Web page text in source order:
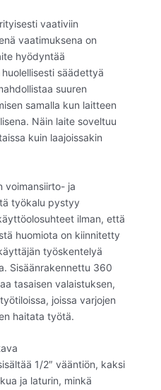
vaativiin
vaatimuksena on
hyödyntää
säädettyä
suuren
samalla kun laitteen
Näin laite soveltuu
kuin laajoissakin
voimansiirto- ja
työkalu pystyy
ilman, että
huomiota on kiinnitetty
työskentelyä
Sisäänrakennettu 360
tasaisen valaistuksen,
joissa varjojen
haitata työtä.
1/2″ vääntiön, kaksi
ja laturin, minkä